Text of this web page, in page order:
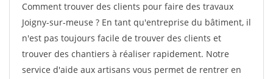
Comment trouver des clients pour faire des travaux
Joigny-sur-meuse ? En tant qu'entreprise du bâtiment, il
n'est pas toujours facile de trouver des clients et
trouver des chantiers à réaliser rapidement. Notre
service d'aide aux artisans vous permet de rentrer en